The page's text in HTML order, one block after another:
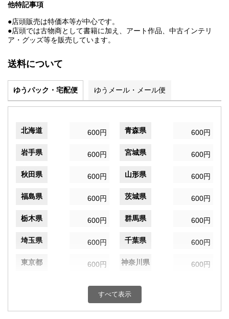
他特記事項
●店頭販売は特価本等が中心です。
●店頭では古物商として書籍に加え、アート作品、中古インテリ
ア・グッズ等を販売しています。
送料について
ゆうパック・宅配便 ゆうメール・メール便
北海道 600円 青森県 600円
岩手県 600円 宮城県 600円
秋田県 600円 山形県 600円
福島県 600円 茨城県 600円
栃木県 600円 群馬県 600円
埼玉県 600円 千葉県 600円
東京都 600円 神奈川県 600円
600円 富山県
すべて表示